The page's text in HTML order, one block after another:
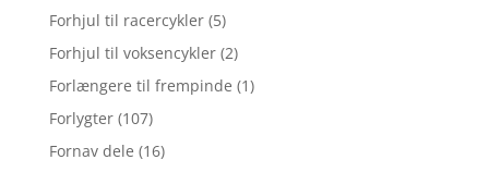
Forhjul til racercykler (5)
Forhjul til voksencykler (2)
Forlængere til frempinde (1)
Forlygter (107)
Fornav dele (16)